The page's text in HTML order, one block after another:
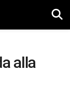
alla